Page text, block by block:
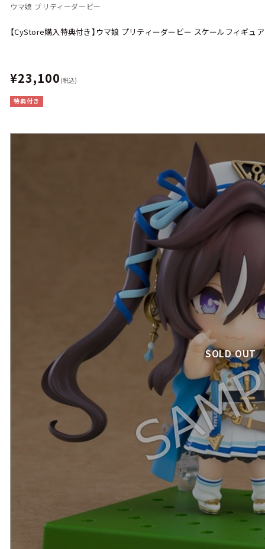
ウマ娘 プリティーダービー
【CyStore購入特典付き】ウマ娘 プリティーダービー スケールフィギュ
¥23,100 (税込)
特典付き
SOLD OUT